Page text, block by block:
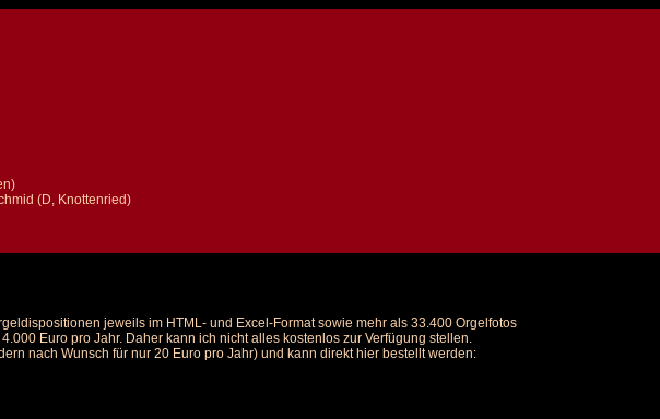
(D, Knottenried)
jeweils im HTML- und Excel-Format sowie mehr als 33.400 Orgelfotos
Euro pro Jahr. Daher kann ich nicht alles kostenlos zur Verfügung stellen.
nach Wunsch für nur 20 Euro pro Jahr) und kann direkt hier bestellt werden: